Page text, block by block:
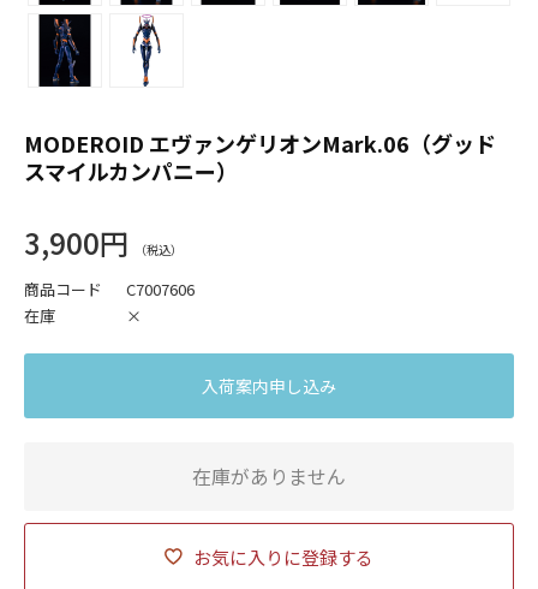
MODEROID エヴァンゲリオンMark.06（グッド
スマイルカンパニー）
3,900円
商品コード
C7007606
在庫
×
お気に入りに登録する
入荷案内申し込み
在庫がありません